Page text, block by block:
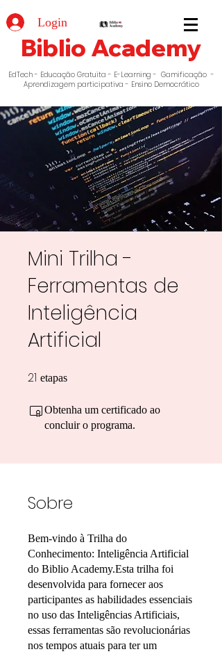
Biblio Academy
Login
EdTech - Educação Gratuita - E-Learning - Gamificação -
Aprendizagem participativa - Ensino Democrático
Mini Trilha -
Ferramentas de
Inteligência
Artificial
21 etapas
Obtenha um certificado ao
concluir o programa.
Sobre
Bem-vindo à Trilha do
Conhecimento: Inteligência Artificial
do Biblio Academy.Esta trilha foi
desenvolvida para fornecer aos
participantes as habilidades essenciais
no uso das Inteligências Artificiais,
essas ferramentas são revolucionárias
nos tempos atuais para ter um